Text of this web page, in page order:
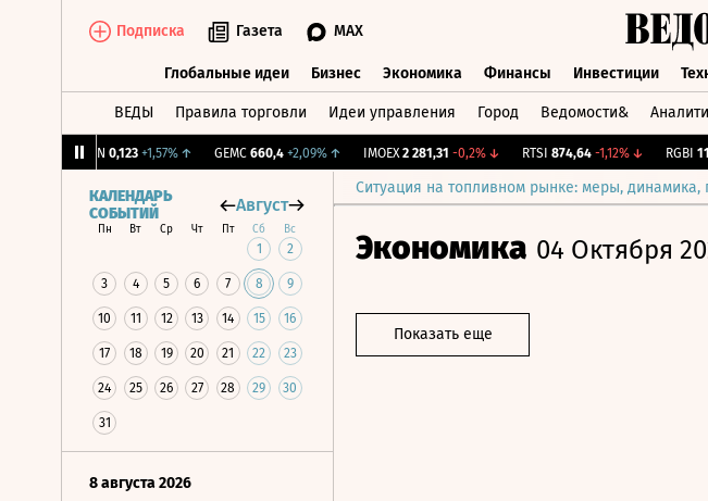
Подписка Газета MAX
Глобальные идеи Бизнес Экономика Финансы Инвестиции
ВЕДЫ Правила торговли Идеи управления Город Ведомости&
0,123 +1,57%↑ GEMC 660,4 +2,09%↑ IMOEX 2 281,31 -0,2%↓ RTSI 874,64 -1,12% ↓ RGBI 115,3
Ситуация на топливном рынке: меры, динамика,
КАЛЕНДАРЬ
СОБЫТИЙ
Август
Пн Вт Ср Чт Пт Сб Вс
1 2
3 4 5 6 7 8 9
10 11 12 13 14 15 16
17 18 19 20 21 22 23
24 25 26 27 28 29 30
31
8 августа 2026
Экономика 04 Октября
Показать еще